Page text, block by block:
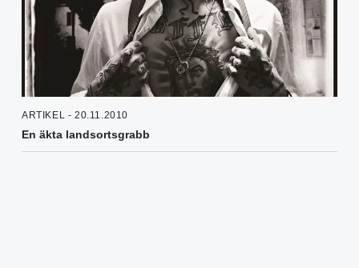
ARTIKEL - 20.11.2010
En äkta landsortsgrabb